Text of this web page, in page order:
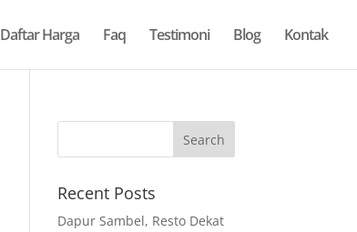
Daftar Harga Faq Testimoni Blog Kontak
Recent Posts
Dapur Sambel, Resto Dekat